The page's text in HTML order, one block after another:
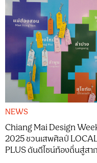
NEWS
Chiang Mai Design
2025 ชวนเสพศิลป์
PLUS ดันดีไซน์ท้องถิ่นสู่สา